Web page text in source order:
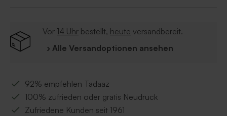
Vor 14 Uhr bestellt, heute versandbereit.
› Alle Versandoptionen ansehen
92% empfehlen Tadaaz
100% zufrieden oder gratis Neudruck
Zufriedene Kunden seit 1961